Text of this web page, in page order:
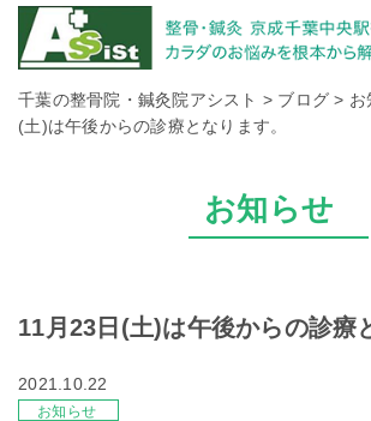
千葉の整骨院・鍼灸院アシスト > ブログ > お
(土)は午後からの診療となります。
お知らせ
11月23日(土)は午後からの診療
2021.10.22
お知らせ